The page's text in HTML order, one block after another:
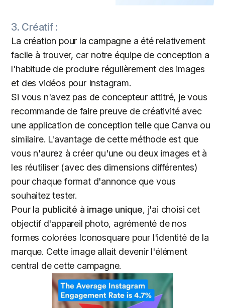
3. Créatif :
La création pour la campagne a été relativement
facile à trouver, car notre équipe de conception a
l'habitude de produire régulièrement des images
et des vidéos pour Instagram.
Si vous n'avez pas de concepteur attitré, je vous
recommande de faire preuve de créativité avec
une application de conception telle que Canva ou
similaire. L'avantage de cette méthode est que
vous n'aurez à créer qu'une ou deux images et à
les réutiliser (avec des dimensions différentes)
pour chaque format d'annonce que vous
souhaitez tester.
Pour la publicité à image unique, j'ai choisi cet
objectif d'appareil photo, agrémenté de nos
formes colorées Iconosquare pour l'identité de la
marque. Cette image allait devenir l'élément
central de cette campagne.